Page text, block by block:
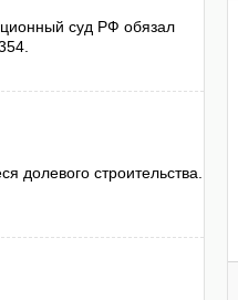
суд РФ обязал
долевого строительства.